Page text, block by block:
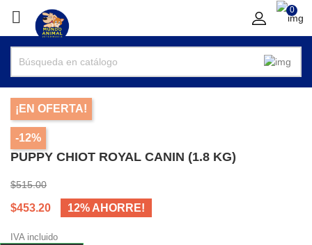
 0
¡EN OFERTA!
-12%
PUPPY CHIOT ROYAL CANIN (1.8 KG)
$515.00
$453.20 12% AHORRE!
IVA incluido